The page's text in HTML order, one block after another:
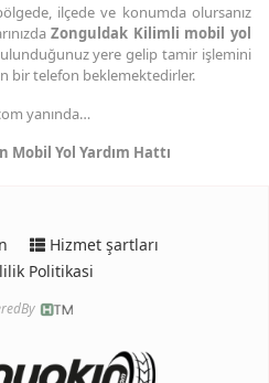
ilçede ve konumda olursanız
Zonguldak Kilimli mobil yol
yere gelip tamir işlemini
bir telefon beklemektedirler.
yanında…
Yol Yardım Hattı
Hizmet şartları
Politikasi